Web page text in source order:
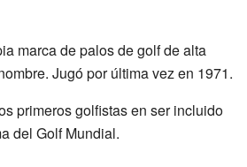
marca de palos de golf de alta
Jugó por última vez en 1971.
primeros golfistas en ser incluido
del Golf Mundial.